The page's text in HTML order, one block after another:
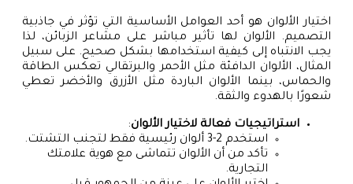
اختيار الألوان هو أحد العوامل الأساسية التي تؤثر في جاذبية
التصميم. الألوان لها تأثير مباشر على مشاعر الزبائن، لذا
يجب الانتباه إلى كيفية استخدامها بشكل صحيح. على سبيل
المثال، الألوان الدافئة مثل الأحمر والبرتقالي تعكس الطاقة
والحماس، بينما الألوان الباردة مثل الأزرق والأخضر تعطي
شعورًا بالهدوء والثقة.
استراتيجيات فعالة لاختيار الألوان:
استخدم 2-3 ألوان رئيسية فقط لتجنب التشتت.
تأكد من أن الألوان تتماشى مع هوية علامتك
التجارية.